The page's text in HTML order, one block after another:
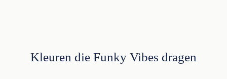
Kleuren die Funky Vibes dragen